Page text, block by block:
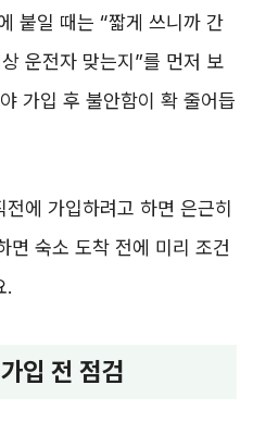
붙일 때는 “짧게 쓰니까 간
운전자 맞는지”를 먼저 보
가입 후 불안함이 확 줄어듭
에 가입하려고 하면 은근히
면 숙소 도착 전에 미리 조건
.
입 전 점검